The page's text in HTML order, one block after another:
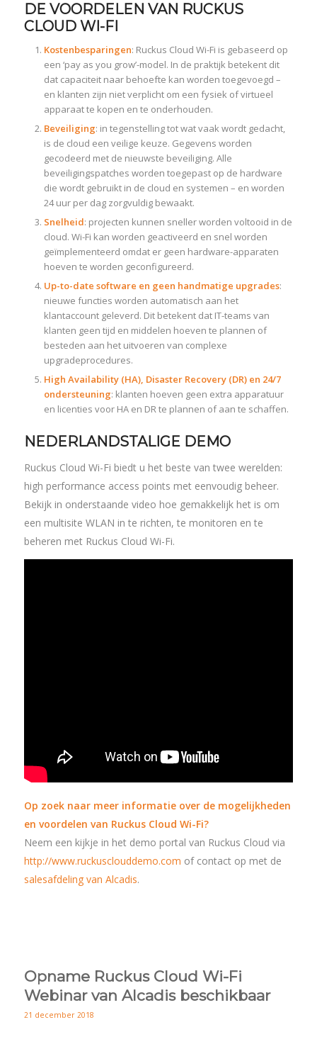
DE VOORDELEN VAN RUCKUS
CLOUD WI-FI
Kostenbesparingen: Ruckus Cloud Wi-Fi is gebaseerd op
een ‘pay as you grow’-model. In de praktijk betekent dit
dat capaciteit naar behoefte kan worden toegevoegd –
en klanten zijn niet verplicht om een ​​fysiek of virtueel
apparaat te kopen en te onderhouden.
Beveiliging: in tegenstelling tot wat vaak wordt gedacht,
is de cloud een veilige keuze. Gegevens worden
gecodeerd met de nieuwste beveiliging. Alle
beveiligingspatches worden toegepast op de hardware
die wordt gebruikt in de cloud en systemen – en worden
24 uur per dag zorgvuldig bewaakt.
Snelheid: projecten kunnen sneller worden voltooid in de
cloud. Wi-Fi kan worden geactiveerd en snel worden
geïmplementeerd omdat er geen hardware-apparaten
hoeven te worden geconfigureerd.
Up-to-date software en geen handmatige upgrades:
nieuwe functies worden automatisch aan het
klantaccount geleverd. Dit betekent dat IT-teams van
klanten geen tijd en middelen hoeven te plannen of
besteden aan het uitvoeren van complexe
upgradeprocedures.
High Availability (HA), Disaster Recovery (DR) en 24/7
ondersteuning: klanten hoeven geen extra apparatuur
en licenties voor HA en DR te plannen of aan te schaffen.
NEDERLANDSTALIGE DEMO
Ruckus Cloud Wi-Fi biedt u het beste van twee werelden:
high performance access points met eenvoudig beheer.
Bekijk in onderstaande video hoe gemakkelijk het is om
een multisite WLAN in te richten, te monitoren en te
beheren met Ruckus Cloud Wi-Fi.
Op zoek naar meer informatie over de mogelijkheden
en voordelen van Ruckus Cloud Wi-Fi?
Neem een kijkje in het demo portal van Ruckus Cloud via
http://www.ruckusclouddemo.com of contact op met de
salesafdeling van Alcadis.
Opname Ruckus Cloud Wi-Fi
Webinar van Alcadis beschikbaar
21 december 2018